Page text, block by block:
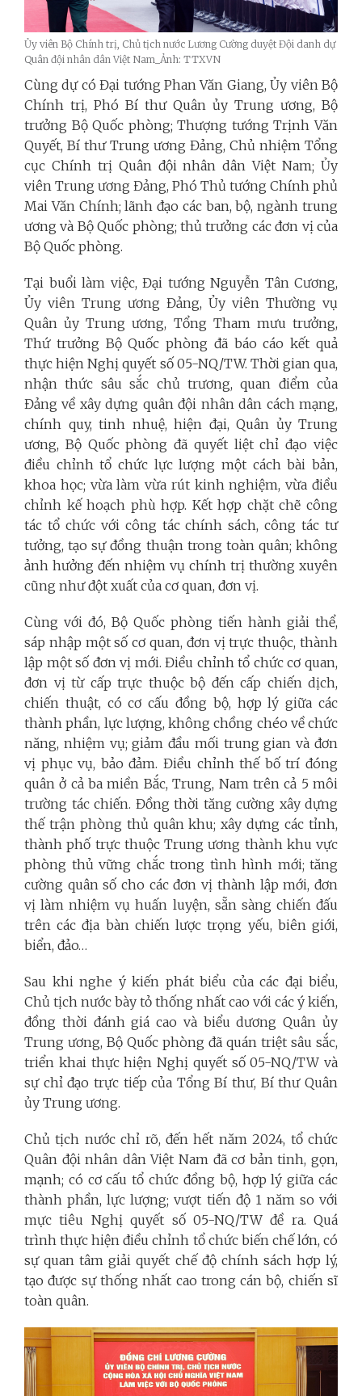
Ủy viên Bộ Chính trị, Chủ tịch nước Lương Cường duyệt Đội danh dự
Quân đội nhân dân Việt Nam_Ảnh: TTXVN
Cùng dự có Đại tướng Phan Văn Giang, Ủy viên Bộ
Chính trị, Phó Bí thư Quân ủy Trung ương, Bộ
trưởng Bộ Quốc phòng; Thượng tướng Trịnh Văn
Quyết, Bí thư Trung ương Đảng, Chủ nhiệm Tổng
cục Chính trị Quân đội nhân dân Việt Nam; Ủy
viên Trung ương Đảng, Phó Thủ tướng Chính phủ
Mai Văn Chính; lãnh đạo các ban, bộ, ngành trung
ương và Bộ Quốc phòng; thủ trưởng các đơn vị của
Bộ Quốc phòng.
Tại buổi làm việc, Đại tướng Nguyễn Tân Cương,
Ủy viên Trung ương Đảng, Ủy viên Thường vụ
Quân ủy Trung ương, Tổng Tham mưu trưởng,
Thứ trưởng Bộ Quốc phòng đã báo cáo kết quả
thực hiện Nghị quyết số 05-NQ/TW. Thời gian qua,
nhận thức sâu sắc chủ trương, quan điểm của
Đảng về xây dựng quân đội nhân dân cách mạng,
chính quy, tinh nhuệ, hiện đại, Quân ủy Trung
ương, Bộ Quốc phòng đã quyết liệt chỉ đạo việc
điều chỉnh tổ chức lực lượng một cách bài bản,
khoa học; vừa làm vừa rút kinh nghiệm, vừa điều
chỉnh kế hoạch phù hợp. Kết hợp chặt chẽ công
tác tổ chức với công tác chính sách, công tác tư
tưởng, tạo sự đồng thuận trong toàn quân; không
ảnh hưởng đến nhiệm vụ chính trị thường xuyên
cũng như đột xuất của cơ quan, đơn vị.
Cùng với đó, Bộ Quốc phòng tiến hành giải thể,
sáp nhập một số cơ quan, đơn vị trực thuộc, thành
lập một số đơn vị mới. Điều chỉnh tổ chức cơ quan,
đơn vị từ cấp trực thuộc bộ đến cấp chiến dịch,
chiến thuật, có cơ cấu đồng bộ, hợp lý giữa các
thành phần, lực lượng, không chồng chéo về chức
năng, nhiệm vụ; giảm đầu mối trung gian và đơn
vị phục vụ, bảo đảm. Điều chỉnh thế bố trí đóng
quân ở cả ba miền Bắc, Trung, Nam trên cả 5 môi
trường tác chiến. Đồng thời tăng cường xây dựng
thế trận phòng thủ quân khu; xây dựng các tỉnh,
thành phố trực thuộc Trung ương thành khu vực
phòng thủ vững chắc trong tình hình mới; tăng
cường quân số cho các đơn vị thành lập mới, đơn
vị làm nhiệm vụ huấn luyện, sẵn sàng chiến đấu
trên các địa bàn chiến lược trọng yếu, biên giới,
biển, đảo…
Sau khi nghe ý kiến phát biểu của các đại biểu,
Chủ tịch nước bày tỏ thống nhất cao với các ý kiến,
đồng thời đánh giá cao và biểu dương Quân ủy
Trung ương, Bộ Quốc phòng đã quán triệt sâu sắc,
triển khai thực hiện Nghị quyết số 05-NQ/TW và
sự chỉ đạo trực tiếp của Tổng Bí thư, Bí thư Quân
ủy Trung ương.
Chủ tịch nước chỉ rõ, đến hết năm 2024, tổ chức
Quân đội nhân dân Việt Nam đã cơ bản tinh, gọn,
mạnh; có cơ cấu tổ chức đồng bộ, hợp lý giữa các
thành phần, lực lượng; vượt tiến độ 1 năm so với
mực tiêu Nghị quyết số 05-NQ/TW đề ra. Quá
trình thực hiện điều chỉnh tổ chức biến chế lớn, có
sự quan tâm giải quyết chế độ chính sách hợp lý,
tạo được sự thống nhất cao trong cán bộ, chiến sĩ
toàn quân.